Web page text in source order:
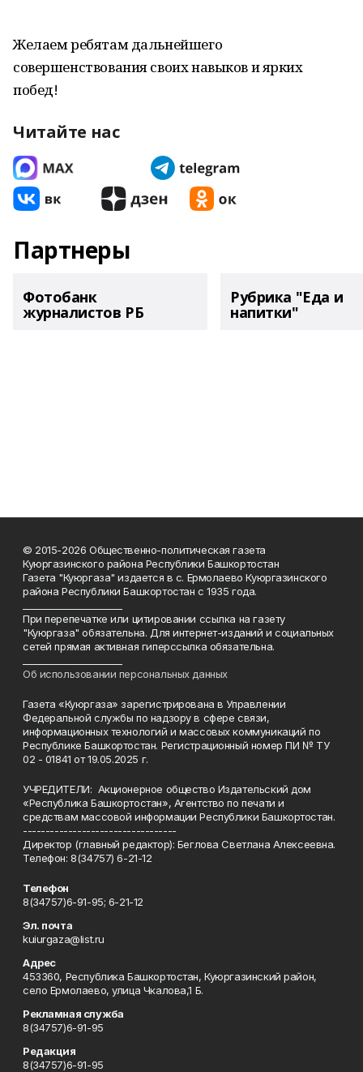
Желаем ребятам дальнейшего
совершенствования своих навыков и ярких
побед!
Читайте нас
Партнеры
Фотобанк
журналистов РБ
Рубрика "Еда и
напитки"
© 2015-2026 Общественно-политическая газета
Куюргазинского района Республики Башкортостан
Газета "Куюргаза" издается в с. Ермолаево Куюргазинского
района Республики Башкортостан с 1935 года.
При перепечатке или цитировании ссылка на газету
"Куюргаза" обязательна. Для интернет-изданий и социальных
сетей прямая активная гиперссылка обязательна.
Об использовании персональных данных
Газета «Куюргаза» зарегистрирована в Управлении
Федеральной службы по надзору в сфере связи,
информационных технологий и массовых коммуникаций по
Республике Башкортостан. Регистрационный номер ПИ № ТУ
02 - 01841 от 19.05.2025 г.
УЧРЕДИТЕЛИ: Акционерное общество Издательский дом
«Республика Башкортостан», Агентство по печати и
средствам массовой информации Республики Башкортостан.
----------------------------------
Директор (главный редактор): Беглова Светлана Алексеевна.
Телефон: 8(34757) 6-21-12
Телефон
8(34757)6-91-95; 6-21-12
Эл. почта
kuiurgaza@list.ru
Адрес
453360, Республика Башкортостан, Куюргазинский район,
село Ермолаево, улица Чкалова,1 Б.
Рекламная служба
8(34757)6-91-95
Редакция
8(34757)6-91-95